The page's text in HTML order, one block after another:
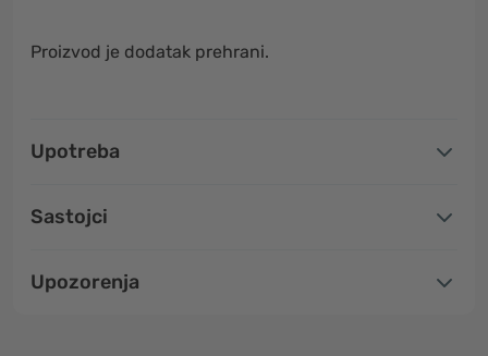
Proizvod je dodatak prehrani.
Upotreba
Sastojci
Upozorenja